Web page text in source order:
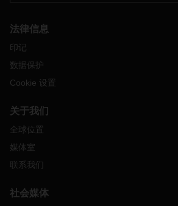
同时，DACHSER实施了严格的卫生措施
DACHSER试图将这些措施的影响保持在
是，连同政府的官方措施，某些预防措施
系。
法律信息
印记
数据保护
Cookie 设置
关于我们
全球位置
媒体室
联系我们
社会媒体